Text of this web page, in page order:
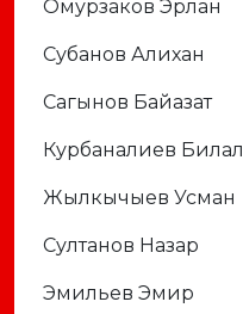
Омурзаков Эрлан
Субанов Алихан
Сагынов Байазат
Курбаналиев Билал
Жылкычыев Усман
Султанов Назар
Эмильев Эмир